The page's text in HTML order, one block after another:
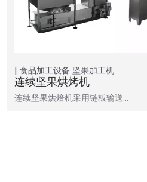
食品加工设备 坚果加工机
连续坚果烘烤机
连续坚果烘焙机采用链板输送…